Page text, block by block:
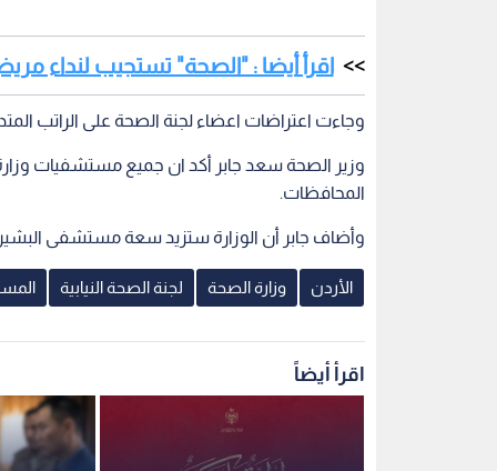
اقرأ أيضا : "الصحة" تستجيب لنداء
وجاءت اعتراضات اعضاء لجنة الصحة على الراتب
وزير الصحة سعد جابر أكد ان جميع مستشفيات وزارة
المحافظات.
وأضاف جابر أن الوزارة ستزيد سعة مستشفى البشير ٤٠٠ سرير، وتعمل على إنشاء مركز للأورام في مستشفى
الأردن وزارة الصحة لجنة الصحة النيابية
اقرأ أيضاً